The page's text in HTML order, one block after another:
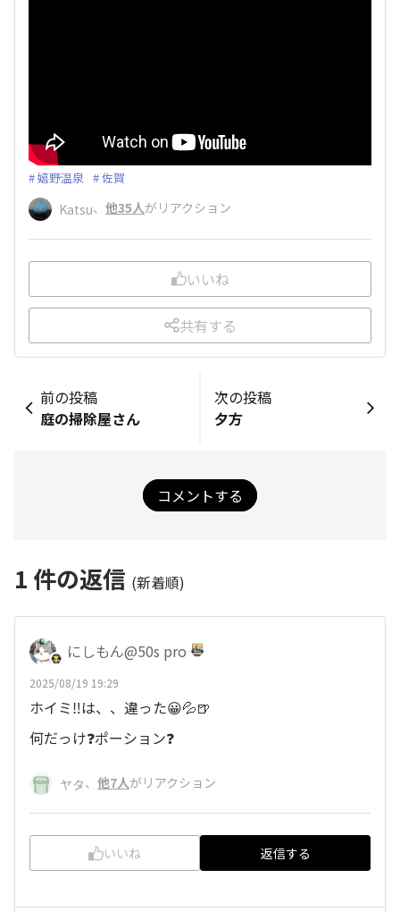
嬉野温泉 佐賀
Katsu、 他35人がリアクション
いいね
共有する
前の投稿
庭の掃除屋さん
次の投稿
夕方
コメントする
1 件の返信 (新着順)
にしもん@50s pro
2025/08/19 19:29
ホイミ‼️は、、違った😀💦🍺
何だっけ❓️ポーション❓️
ヤタ、 他7人がリアクション
いいね 返信する